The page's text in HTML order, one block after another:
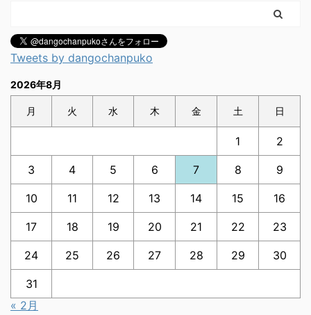
Tweets by dangochanpuko
2026年8月
月 火 水 木 金 土 日
1 2
3 4 5 6 7 8 9
10 11 12 13 14 15 16
17 18 19 20 21 22 23
24 25 26 27 28 29 30
31
« 2月